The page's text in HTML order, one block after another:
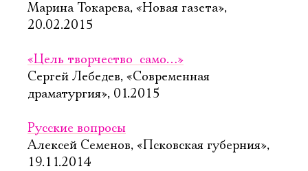
Марина Токарева, «Новая газета»,
20.02.2015
«Цель творчество  само…»
Сергей Лебедев, «Современная
драматургия», 01.2015
Русские вопросы
Алексей Семенов, «Псковская губерния»,
19.11.2014